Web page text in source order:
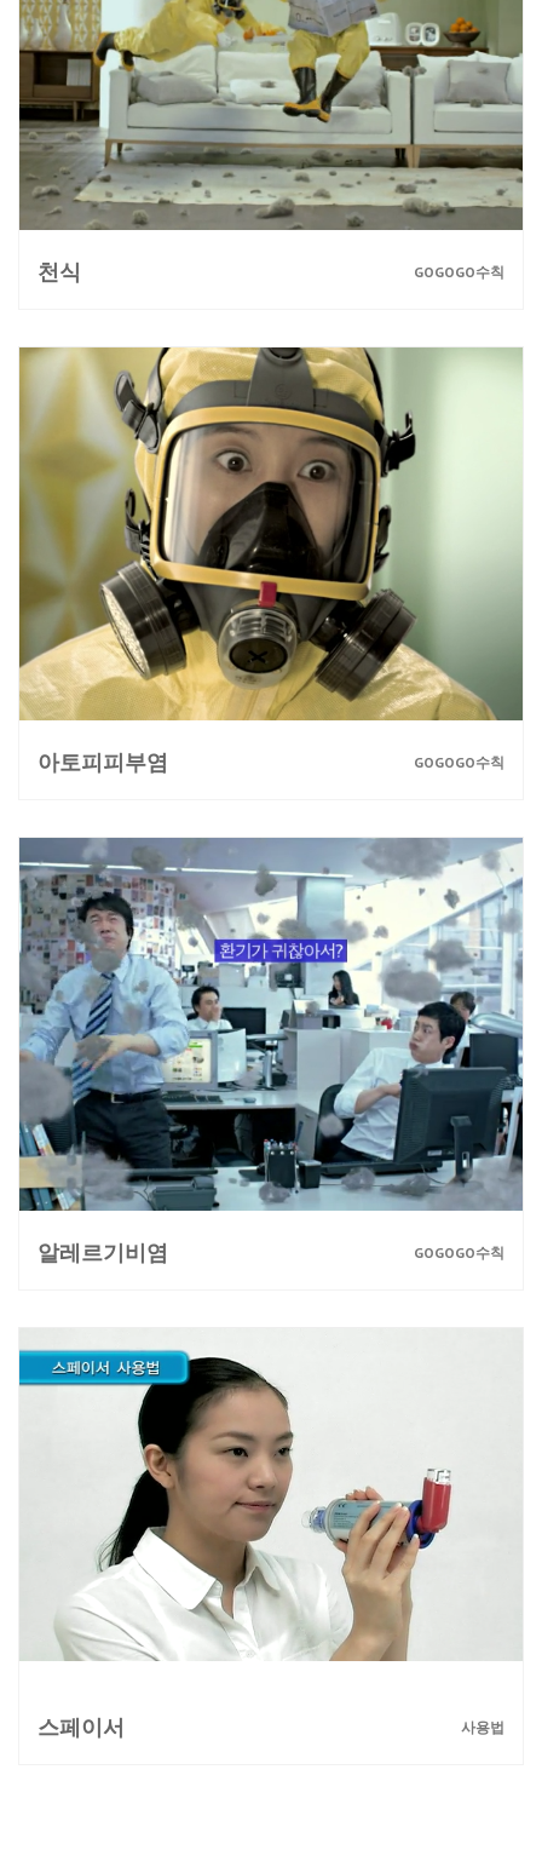
천식 GOGOGO수칙
아토피피부염 GOGOGO수칙
알레르기비염 GOGOGO수칙
스페이서 사용법